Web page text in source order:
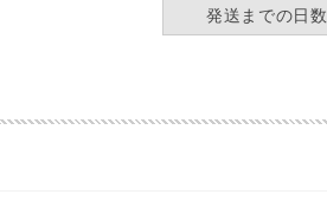
発送までの日数